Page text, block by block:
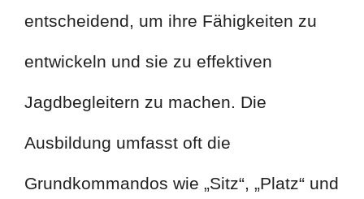
entscheidend, um ihre Fähigkeiten zu
entwickeln und sie zu effektiven
Jagdbegleitern zu machen. Die
Ausbildung umfasst oft die
Grundkommandos wie „Sitz“, „Platz“ und